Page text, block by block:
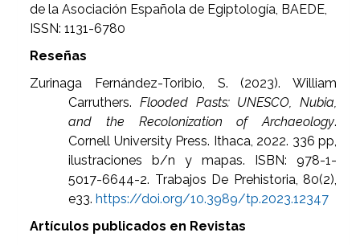
de la Asociación Española de Egiptología, BAEDE,
ISSN: 1131-6780
Reseñas
Zurinaga Fernández-Toribio, S. (2023). William
Carruthers. Flooded Pasts: UNESCO, Nubia,
and the Recolonization of Archaeology.
Cornell University Press. Ithaca, 2022. 336 pp,
ilustraciones b/n y mapas. ISBN: 978-1-
5017-6644-2. Trabajos De Prehistoria, 80(2),
e33. https://doi.org/10.3989/tp.2023.12347
Artículos publicados en Revistas